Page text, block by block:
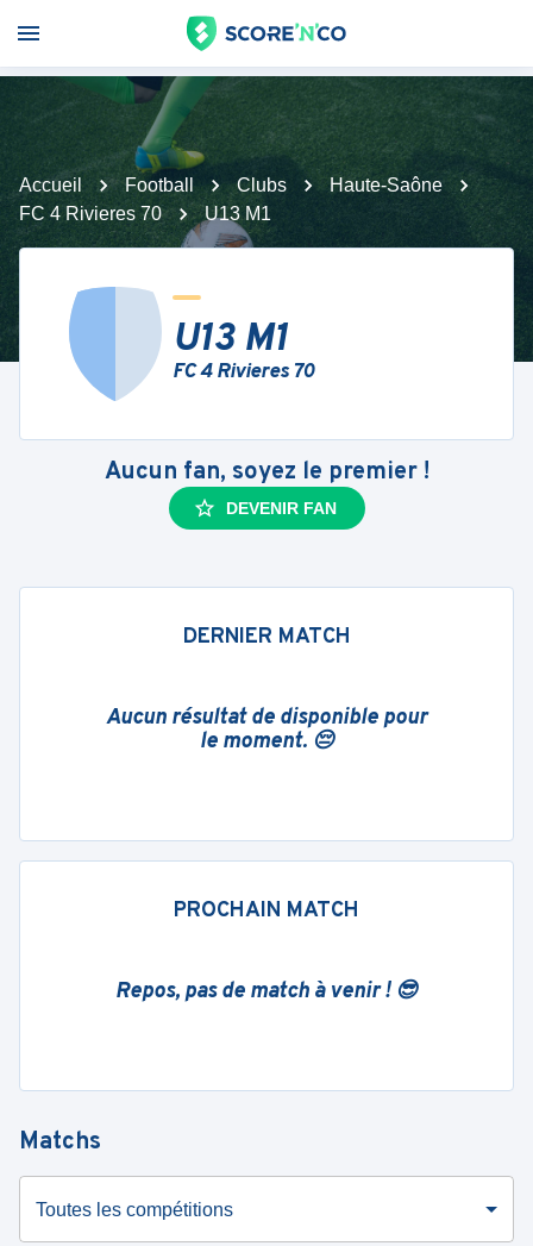
Accueil Football Clubs
Haute-Saône
FC 4 Rivieres 70
U13 M1
U13 M1
FC 4 Rivieres 70
Aucun fan, soyez le premier !
DEVENIR FAN
DERNIER MATCH
Aucun résultat de disponible pour
le moment. 😔
PROCHAIN MATCH
Repos, pas de match à venir ! 😎
Matchs
Toutes les compétitions